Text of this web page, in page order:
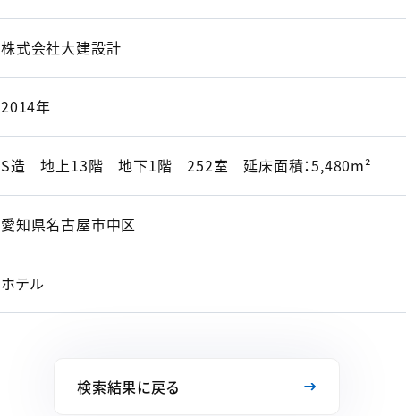
株式会社大建設計
2014年
S造 地上13階 地下1階 252室 延床面積：5,480m²
愛知県名古屋市中区
ホテル
検索結果に戻る